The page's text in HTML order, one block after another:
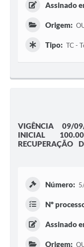
Assinado
Origem:
Tipo: TC -
VIGÊNCIA 09/
INICIAL
RECUPERAÇÃO
Número:
Nº
Assinado
Origem: